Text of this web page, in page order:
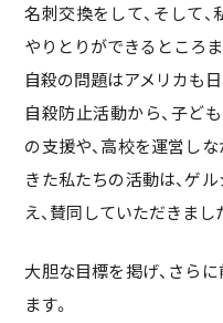
名刺交換をして、そして
やりとりができるところ
自殺の問題はアメリカも
自殺防止活動から、子ど
の支援や、高校を運営し
きた私たちの活動は、ゲ
え、賛同していただきまし
大胆な目標を掲げ、さら
ます。